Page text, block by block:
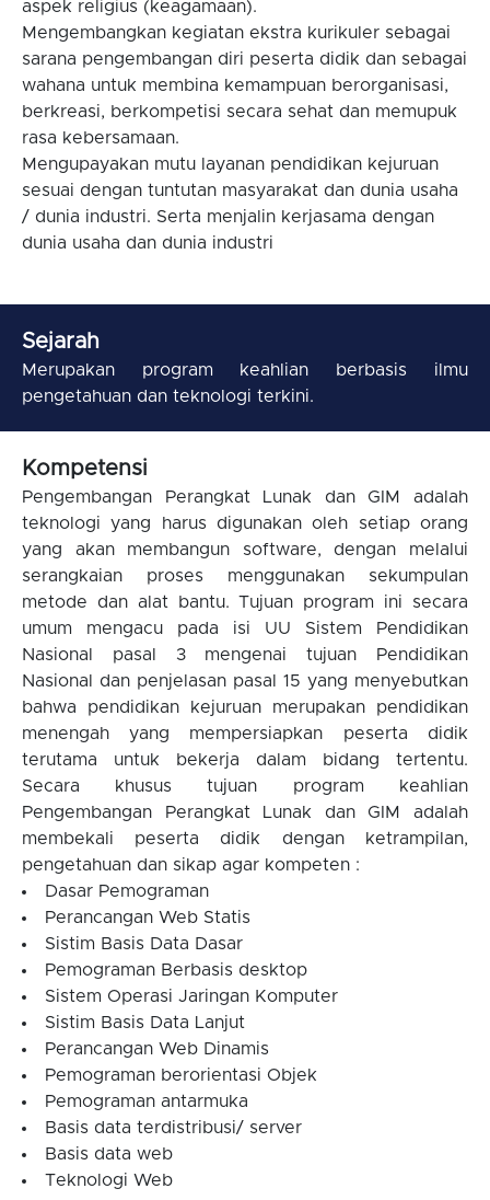
aspek religius (keagamaan).
Mengembangkan kegiatan ekstra kurikuler sebagai
sarana pengembangan diri peserta didik dan sebagai
wahana untuk membina kemampuan berorganisasi,
berkreasi, berkompetisi secara sehat dan memupuk
rasa kebersamaan.
Mengupayakan mutu layanan pendidikan kejuruan
sesuai dengan tuntutan masyarakat dan dunia usaha
/ dunia industri. Serta menjalin kerjasama dengan
dunia usaha dan dunia industri
Sejarah
Merupakan program keahlian berbasis ilmu
pengetahuan dan teknologi terkini.
Kompetensi
Pengembangan Perangkat Lunak dan GIM adalah
teknologi yang harus digunakan oleh setiap orang
yang akan membangun software, dengan melalui
serangkaian proses menggunakan sekumpulan
metode dan alat bantu. Tujuan program ini secara
umum mengacu pada isi UU Sistem Pendidikan
Nasional pasal 3 mengenai tujuan Pendidikan
Nasional dan penjelasan pasal 15 yang menyebutkan
bahwa pendidikan kejuruan merupakan pendidikan
menengah yang mempersiapkan peserta didik
terutama untuk bekerja dalam bidang tertentu.
Secara khusus tujuan program keahlian
Pengembangan Perangkat Lunak dan GIM adalah
membekali peserta didik dengan ketrampilan,
pengetahuan dan sikap agar kompeten :
Dasar Pemograman
Perancangan Web Statis
Sistim Basis Data Dasar
Pemograman Berbasis desktop
Sistem Operasi Jaringan Komputer
Sistim Basis Data Lanjut
Perancangan Web Dinamis
Pemograman berorientasi Objek
Pemograman antarmuka
Basis data terdistribusi/ server
Basis data web
Teknologi Web